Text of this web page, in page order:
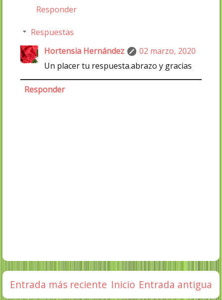
Responder
Respuestas
Hortensia Hernández
02 marzo, 2020
Un placer tu respuesta.abrazo y gracias
Responder
Entrada más reciente Entrada antigua
Inicio